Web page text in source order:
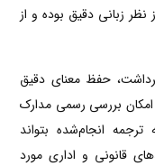
نظر زبانی دقیق بوده و از
حفظ معنای دقیق
بررسی رسمی مدارک
انجام‌شده بتواند
قانونی و اداری مورد